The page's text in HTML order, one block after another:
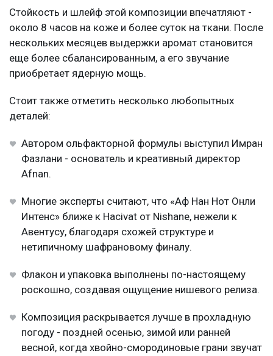
Стойкость и шлейф этой композиции впечатляют -
около 8 часов на коже и более суток на ткани. После
нескольких месяцев выдержки аромат становится
еще более сбалансированным, а его звучание
приобретает ядерную мощь.
Стоит также отметить несколько любопытных
деталей:
Автором ольфакторной формулы выступил Имран
Фазлани - основатель и креативный директор
Afnan.
Многие эксперты считают, что «Аф Нан Нот Онли
Интенс» ближе к Hacivat от Nishane, нежели к
Авентусу, благодаря схожей структуре и
нетипичному шафрановому финалу.
Флакон и упаковка выполнены по-настоящему
роскошно, создавая ощущение нишевого релиза.
Композиция раскрывается лучше в прохладную
погоду - поздней осенью, зимой или ранней
весной, когда хвойно-смородиновые грани звучат